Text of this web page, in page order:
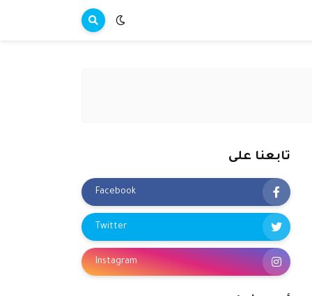
تابعنا على
Facebook
Twitter
Instagram